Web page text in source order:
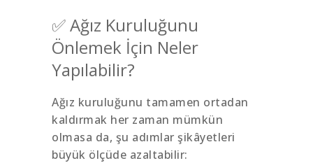
✅ Ağız Kuruluğunu
Önlemek İçin Neler
Yapılabilir?
Ağız kuruluğunu tamamen ortadan
kaldırmak her zaman mümkün
olmasa da, şu adımlar şikâyetleri
büyük ölçüde azaltabilir: